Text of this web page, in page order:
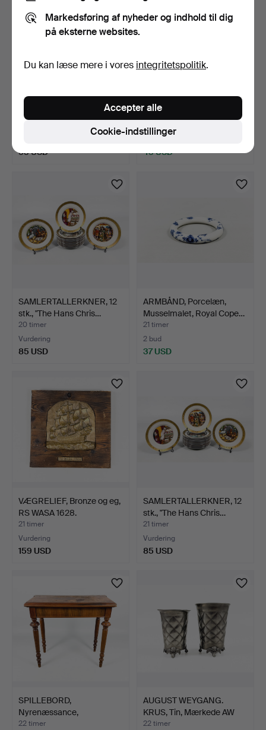
PENSELSTØTTE, Fedtsten,
Kina, 1900-tallet.
53 USD
CREMEKOPPER med låg,
12 stk., Royal Worces…
43 USD
SAMLERTALLERKNER, 12
stk., "The Hans Chris…
20 timer
Vurdering
85 USD
ARMBÅND, Porcelæn,
Musselmalet, Royal Cope…
21 timer
2 bud
37 USD
VÆGRELIEF, Bronze og eg,
RS WASA 1628.
21 timer
Vurdering
159 USD
SAMLERTALLERKNER, 12
stk., "The Hans Chris…
21 timer
Vurdering
85 USD
SPILLEBORD,
Nyrenæssance,
Valnøddefiner, S…
22 timer
AUGUST WEYGANG.
KRUS, Tin, Mærkede AW
1726.
22 timer
Markedsføring af nyheder og indhold til dig
på eksterne websites.
Du kan læse mere i vores integritetspolitik.
Cookie-indstillinger
Accepter alle